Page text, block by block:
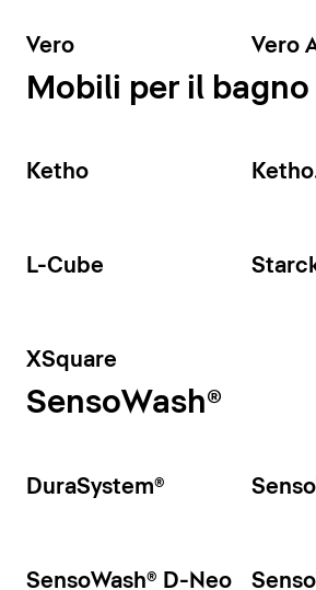
Vero Vero
Mobili per il bagno
Ketho
L-Cube
XSquare
SensoWash®
DuraSystem®
SensoWash® D-Neo